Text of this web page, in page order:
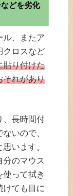
どを劣化
ル、またア
クロスなど
貼り付けた
それがあり
、長時間付
いので、
います。
分のマウス
って拭き
けても目に